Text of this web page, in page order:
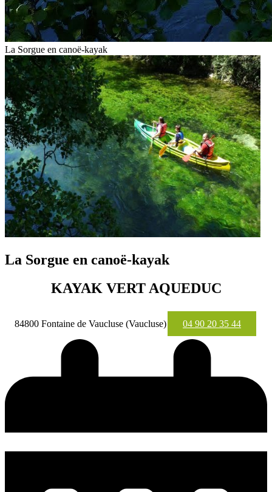
La Sorgue en canoë-kayak
La Sorgue en canoë-kayak
KAYAK VERT AQUEDUC
84800 Fontaine de Vaucluse (Vaucluse) 04 90 20 35 44